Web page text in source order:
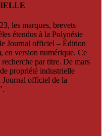
les marques, brevets
étendus à la Polynésie
Journal officiel – Édition
en version numérique. Ce
par titre. De mars
propriété industrielle
Journal officiel de la